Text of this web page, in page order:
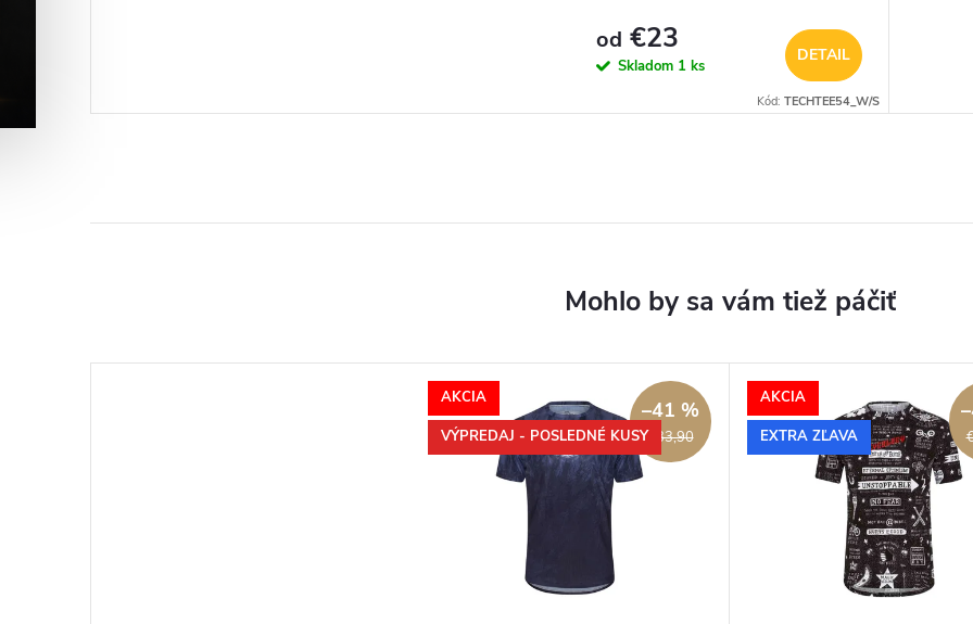
od €23
Skladom 1 ks
DETAIL
Kód: TECHTEE54_W/S
AKCIA
VÝPREDAJ - POSLEDNÉ KUSY€33,90
–41 %
AKCIA
EXTRA ZĽAVA